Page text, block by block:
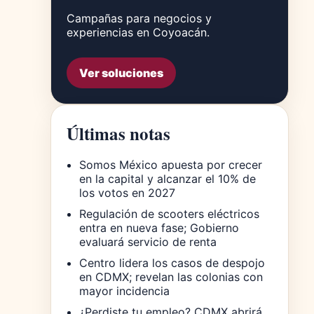
Campañas para negocios y
experiencias en Coyoacán.
Ver soluciones
Últimas notas
Somos México apuesta por crecer
en la capital y alcanzar el 10% de
los votos en 2027
Regulación de scooters eléctricos
entra en nueva fase; Gobierno
evaluará servicio de renta
Centro lidera los casos de despojo
en CDMX; revelan las colonias con
mayor incidencia